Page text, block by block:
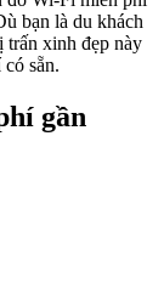
bạn là du khách
xinh đẹp này
sẵn.
gần